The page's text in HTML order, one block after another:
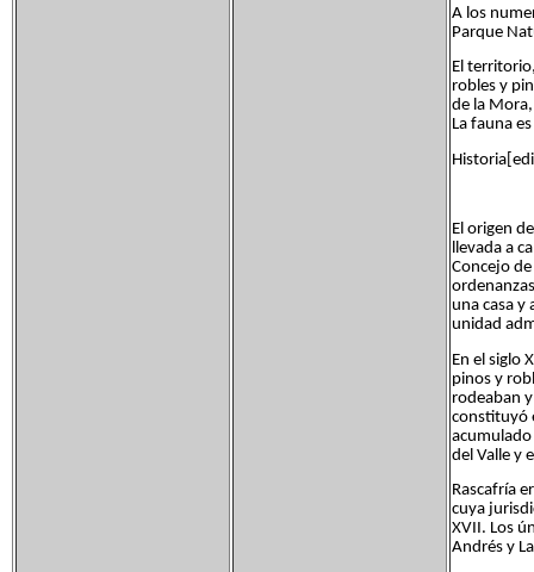
A los
Parque
El
robles y
de la
La fauna
El origen
llevada a
Concejo
una casa y
unidad
En el siglo
pinos y
rodeaban
constituyó
del Valle y
Rascafría
cuya
XVII. Los
Andrés y